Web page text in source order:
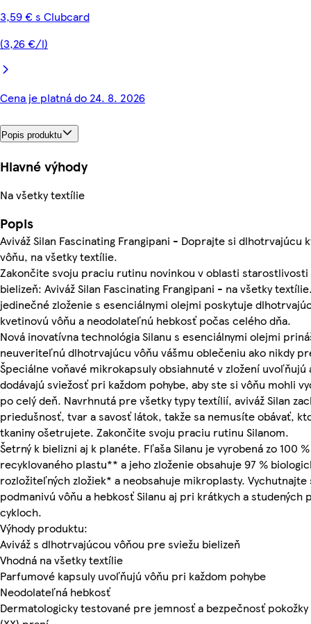
3,59 € s Clubcard
(3,26 €/l)
Cena je platná do 24. 8. 2026
Popis produktu
Hlavné výhody
Na všetky textílie
Popis
Aviváž Silan Fascinating Frangipani - Doprajte si dlhotrvajúcu
vôňu, na všetky textílie.
Zakončite svoju praciu rutinu novinkou v oblasti starostlivosti
bielizeň: Aviváž Silan Fascinating Frangipani - na všetky
jedinečné zloženie s esenciálnymi olejmi poskytuje
kvetinovú vôňu a neodolateľnú hebkosť počas celého dňa.
Nová inovatívna technológia Silanu s esenciálnymi olejmi
neuveriteľnú dlhotrvajúcu vôňu vášmu oblečeniu ako nikdy
Špeciálne voňavé mikrokapsuly obsiahnuté v zložení uvoľňujú
dodávajú sviežosť pri každom pohybe, aby ste si vôňu mohli
po celý deň. Navrhnutá pre všetky typy textílií, aviváž Silan
priedušnosť, tvar a savosť látok, takže sa nemusíte obávať,
tkaniny ošetrujete. Zakončite svoju praciu rutinu Silanom.
Šetrný k bielizni aj k planéte. Fľaša Silanu je vyrobená zo 100 %
recyklovaného plastu** a jeho zloženie obsahuje 97 %
rozložiteľných zložiek* a neobsahuje mikroplasty. Vychutnajte
podmanivú vôňu a hebkosť Silanu aj pri krátkych a studených
cykloch.
Výhody produktu:
Aviváž s dlhotrvajúcou vôňou pre sviežu bielizeň
Vhodná na všetky textílie
Parfumové kapsuly uvoľňujú vôňu pri každom pohybe
Neodolateľná hebkosť
Dermatologicky testované pre jemnosť a bezpečnosť pokožky